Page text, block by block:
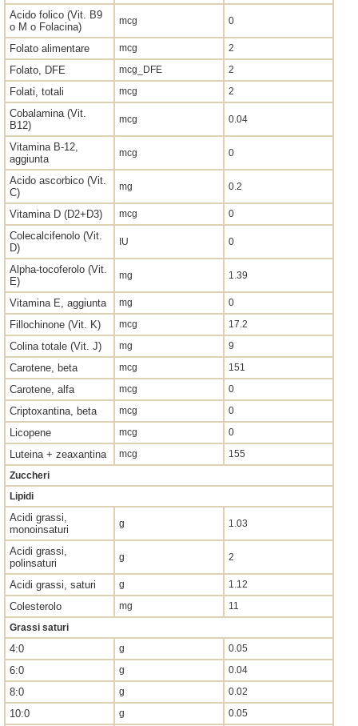
Acido folico (Vit. B9
o M o Folacina)
mcg 0
Folato alimentare mcg 2
Folato, DFE mcg_DFE 2
Folati, totali mcg 2
Cobalamina (Vit.
B12)
mcg 0.04
Vitamina B-12,
aggiunta
mcg 0
Acido ascorbico (Vit.
C)
mg 0.2
Vitamina D (D2+D3) mcg 0
Colecalcifenolo (Vit.
D)
IU 0
Alpha-tocoferolo (Vit.
E)
mg 1.39
Vitamina E, aggiunta mg 0
Fillochinone (Vit. K) mcg 17.2
Colina totale (Vit. J) mg 9
Carotene, beta mcg 151
Carotene, alfa mcg 0
Criptoxantina, beta mcg 0
Licopene mcg 0
Luteina + zeaxantina mcg
155
Zuccheri
Lipidi
Acidi grassi,
monoinsaturi
g 1.03
Acidi grassi,
polinsaturi
g 2
Acidi grassi, saturi g 1.12
Colesterolo mg
11
Grassi saturi
4:0 g 0.05
6:0 g 0.04
8:0 g 0.02
10:0 g 0.05